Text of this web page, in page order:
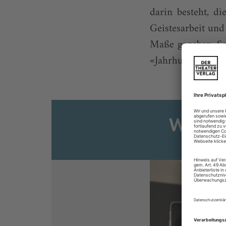
darin besteht,
Geistesarbeit
Maße gegeben.
«Jahrhundert-